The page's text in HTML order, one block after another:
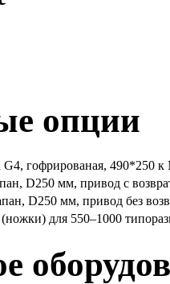
опции
гофрированая, 490*250 к
D250 мм, привод с
D250 мм, привод без
для 550–1000